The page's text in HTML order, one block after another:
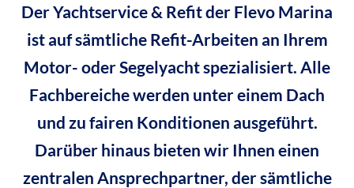
Der Yachtservice & Refit der Flevo Marina
ist auf sämtliche Refit-Arbeiten an Ihrem
Motor- oder Segelyacht spezialisiert. Alle
Fachbereiche werden unter einem Dach
und zu fairen Konditionen ausgeführt.
Darüber hinaus bieten wir Ihnen einen
zentralen Ansprechpartner, der sämtliche